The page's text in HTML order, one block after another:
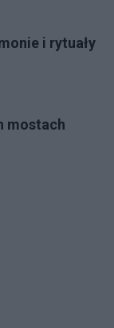
i rytuały
mostach